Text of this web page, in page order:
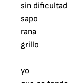
sin dificultad
sapo
rana
grillo
yo